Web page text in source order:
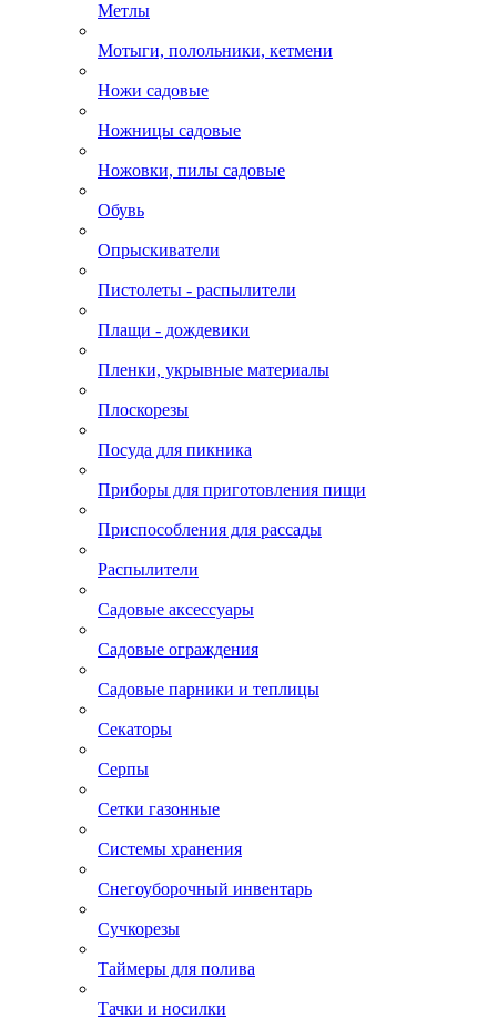
Метлы
Мотыги, полольники, кетмени
Ножи садовые
Ножницы садовые
Ножовки, пилы садовые
Обувь
Опрыскиватели
Пистолеты - распылители
Плащи - дождевики
Пленки, укрывные материалы
Плоскорезы
Посуда для пикника
Приборы для приготовления пищи
Приспособления для рассады
Распылители
Садовые аксессуары
Садовые ограждения
Садовые парники и теплицы
Секаторы
Серпы
Сетки газонные
Системы хранения
Снегоуборочный инвентарь
Сучкорезы
Таймеры для полива
Тачки и носилки